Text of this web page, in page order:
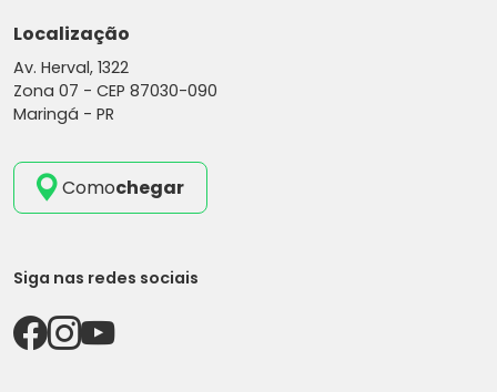
Localização
Av. Herval, 1322
Zona 07 - CEP 87030-090
Maringá - PR
Comochegar
Siga nas redes sociais